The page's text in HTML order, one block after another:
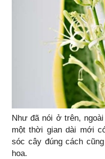
Như đã nói ở trên,
một thời gian dài mới
sóc cây đúng cách
hoa.